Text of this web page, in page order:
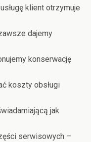
klient otrzymuje
dajemy
konserwację
koszty obsługi
jak
serwisowych –